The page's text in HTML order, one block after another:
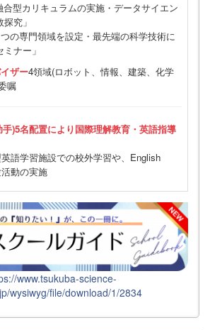
合型カリキュラムの実施・データサイエン
究」
つの専門領域を設定・最先端の科学技術に
ナー」
ザー4領域(ロボット、情報、建築、化学
嘱
)5名配置により国際理解教育・英語指導
語学習施設での校外学習や、English
動の実施
www.tsukuba-science-
wysiwyg/file/download/1/2834